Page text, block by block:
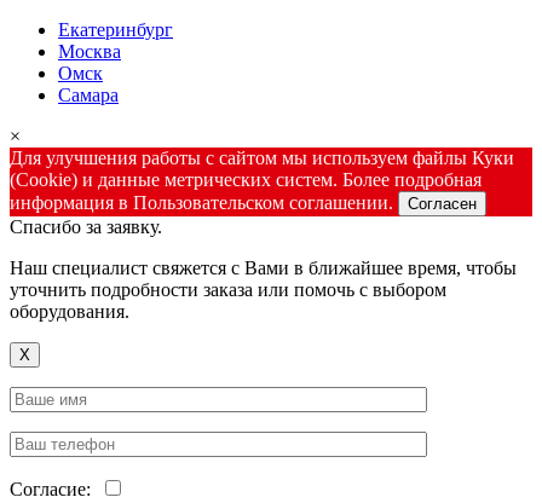
Екатеринбург
Москва
Омск
Самара
×
Для улучшения работы с сайтом мы используем файлы Куки
(Cookie) и данные метрических систем. Более подробная
информация в Пользовательском соглашении.
Согласен
Спасибо за заявку.
Наш специалист свяжется с Вами в ближайшее время, чтобы
уточнить подробности заказа или помочь с выбором
оборудования.
X
Согласие: